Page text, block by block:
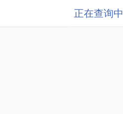
正在查询中